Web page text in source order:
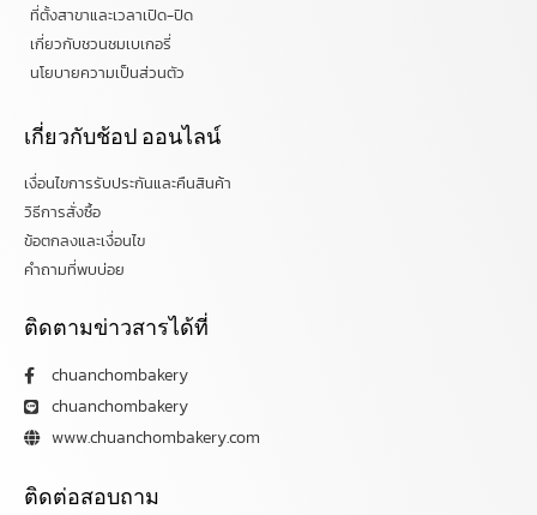
ที่ตั้งสาขาและเวลาเปิด-ปิด
เกี่ยวกับชวนชมเบเกอรี่
นโยบายความเป็นส่วนตัว
เกี่ยวกับช้อป ออนไลน์
เงื่อนไขการรับประกันและคืนสินค้า
วิธีการสั่งซื้อ
ข้อตกลงและเงื่อนไข
คำถามที่พบบ่อย
ติดตามข่าวสารได้ที่
chuanchombakery
chuanchombakery
www.chuanchombakery.com
ติดต่อสอบถาม